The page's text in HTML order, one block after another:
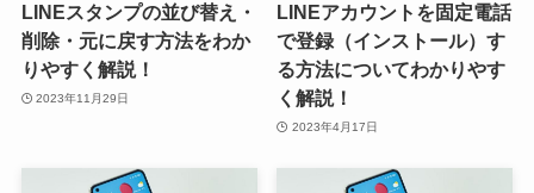
LINEスタンプの並び替え・
削除・元に戻す方法をわか
りやすく解説！
2023年11月29日
LINEアカウントを固定電話
で登録（インストール）す
る方法についてわかりやす
く解説！
2023年4月17日